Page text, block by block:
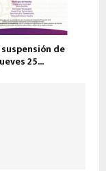
de
25...